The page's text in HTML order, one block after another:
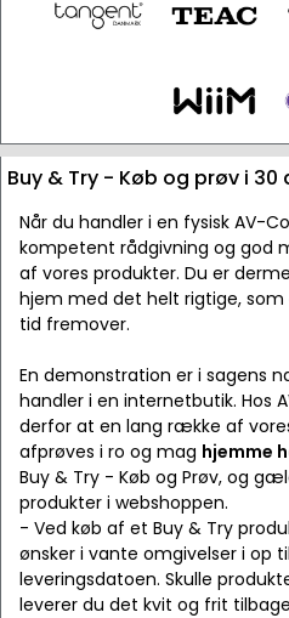
Buy & Try - Køb og prøv i 30
Når du handler i en fysisk AV-
kompetent rådgivning og god
af vores produkter. Du er
hjem med det helt rigtige,
tid fremover.
En demonstration er i sagens
handler i en internetbutik. Hos
derfor at en lang række af
afprøves i ro og mag hjemme
Buy & Try - Køb og Prøv, og
produkter i webshoppen.
- Ved køb af et Buy & Try
ønsker i vante omgivelser i op
leveringsdatoen. Skulle
leverer du det kvit og frit